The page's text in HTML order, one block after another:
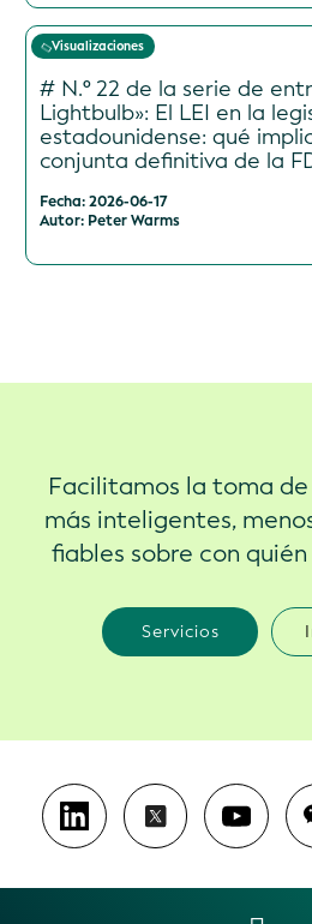
Visualizaciones
# N.º 22 de la serie de
Lightbulb»: El LEI en la
estadounidense: qué
conjunta definitiva de la
Fecha: 2026-06-17
Autor: Peter Warms
Facilitamos la toma de
más inteligentes,
fiables sobre con
Servicios